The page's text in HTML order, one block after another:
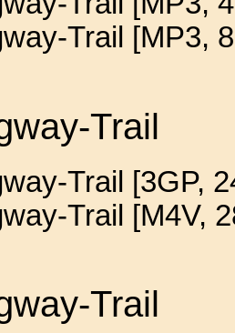
Trail [MP3,
Trail
Trail [3GP,
Trail [M4V,
Trail